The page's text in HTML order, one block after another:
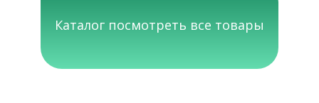
Каталог посмотреть все товары